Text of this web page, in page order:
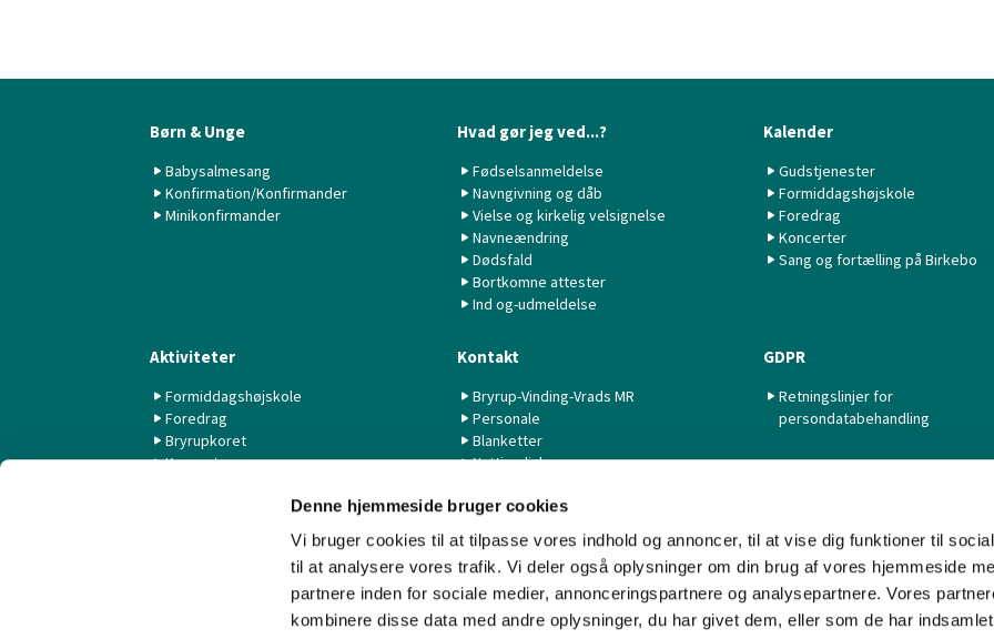
Denne hjemmeside bruger cookies
Vi bruger cookies til at tilpasse vores indhold og annoncer, til at vise dig funktioner til
til at analysere vores trafik. Vi deler også oplysninger om din brug af vores hjemmeside
partnere inden for sociale medier, annonceringspartnere og analysepartnere. Vores
kombinere disse data med andre oplysninger, du har givet dem, eller som de har
Børn & Unge
Babysalmesang
Konfirmation/Konfirmander
Minikonfirmander
Hvad gør jeg ved...?
Fødselsanmeldelse
Navngivning og dåb
Vielse og kirkelig velsignelse
Navneændring
Dødsfald
Bortkomne attester
Ind og-udmeldelse
Kalender
Gudstjenester
Formiddagshøjskole
Foredrag
Koncerter
Sang og fortælling på Birkebo
Aktiviteter
Formiddagshøjskole
Foredrag
Bryrupkoret
Koncerter
Livestream fra Aarhus Universitet
Kontakt
Bryrup-Vinding-Vrads MR
Personale
Blanketter
Nyttige links
GDPR
Retningslinjer for
persondatabehandling
Kontakt Cookiepolitik Imprint Tilgængelighedserklæring